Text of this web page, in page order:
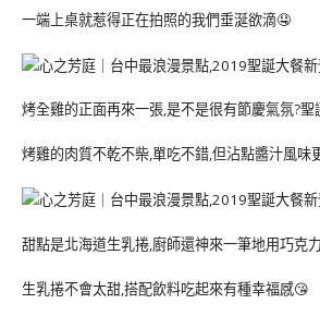
一端上桌就惹得正在拍照的我們垂涎欲滴🤤
烤全雞的正面再來一張,是不是很有節慶氣氛?
烤雞的肉質不乾不柴,單吃不錯,但沾點醬汁風味
甜點是北海道生乳捲,廚師還神來一筆地用巧克
生乳捲不會太甜,搭配飲料吃起來有種幸福感😘